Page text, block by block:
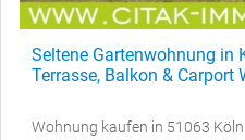
Seltene Gartenwohnung in
Terrasse, Balkon & Carport
Wohnung kaufen in 51063 Köln